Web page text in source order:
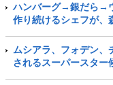
ハンバーグ→銀だら→
作り続けるシェフが、
ムシアラ、フォデン
されるスーパースター